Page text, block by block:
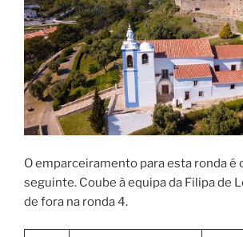
O emparceiramento para esta ronda é
seguinte. Coube à equipa da Filipa de
de fora na ronda 4.